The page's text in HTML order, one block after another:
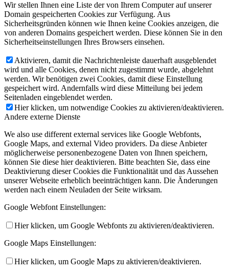
Wir stellen Ihnen eine Liste der von Ihrem Computer auf unserer
Domain gespeicherten Cookies zur Verfügung. Aus
Sicherheitsgründen können wie Ihnen keine Cookies anzeigen, die
von anderen Domains gespeichert werden. Diese können Sie in den
Sicherheitseinstellungen Ihres Browsers einsehen.
Aktivieren, damit die Nachrichtenleiste dauerhaft ausgeblendet
wird und alle Cookies, denen nicht zugestimmt wurde, abgelehnt
werden. Wir benötigen zwei Cookies, damit diese Einstellung
gespeichert wird. Andernfalls wird diese Mitteilung bei jedem
Seitenladen eingeblendet werden.
Hier klicken, um notwendige Cookies zu aktivieren/deaktivieren.
Andere externe Dienste
We also use different external services like Google Webfonts,
Google Maps, and external Video providers. Da diese Anbieter
möglicherweise personenbezogene Daten von Ihnen speichern,
können Sie diese hier deaktivieren. Bitte beachten Sie, dass eine
Deaktivierung dieser Cookies die Funktionalität und das Aussehen
unserer Webseite erheblich beeinträchtigen kann. Die Änderungen
werden nach einem Neuladen der Seite wirksam.
Google Webfont Einstellungen:
Hier klicken, um Google Webfonts zu aktivieren/deaktivieren.
Google Maps Einstellungen:
Hier klicken, um Google Maps zu aktivieren/deaktivieren.